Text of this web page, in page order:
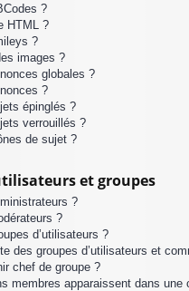
?
HTML ?
?
images ?
globales ?
?
épinglés ?
verrouillés ?
de sujet ?
et groupes
?
?
d’utilisateurs ?
des groupes d’utilisateurs et
chef de groupe ?
membres apparaissent dans une